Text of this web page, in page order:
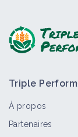
Triple
À propos
Partenaires